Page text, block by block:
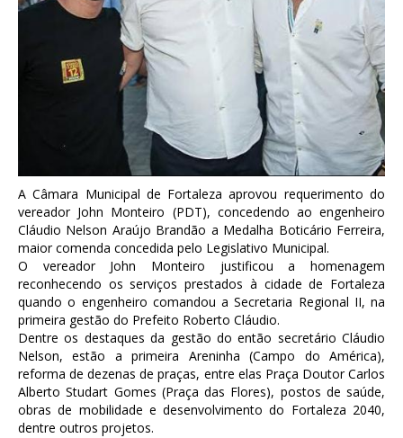
A Câmara Municipal de Fortaleza aprovou requerimento do
vereador John Monteiro (PDT), concedendo ao engenheiro
Cláudio Nelson Araújo Brandão a Medalha Boticário Ferreira,
maior comenda concedida pelo Legislativo Municipal.
O vereador John Monteiro justificou a homenagem
reconhecendo os serviços prestados à cidade de Fortaleza
quando o engenheiro comandou a Secretaria Regional II, na
primeira gestão do Prefeito Roberto Cláudio.
Dentre os destaques da gestão do então secretário Cláudio
Nelson, estão a primeira Areninha (Campo do América),
reforma de dezenas de praças, entre elas Praça Doutor Carlos
Alberto Studart Gomes (Praça das Flores), postos de saúde,
obras de mobilidade e desenvolvimento do Fortaleza 2040,
dentre outros projetos.